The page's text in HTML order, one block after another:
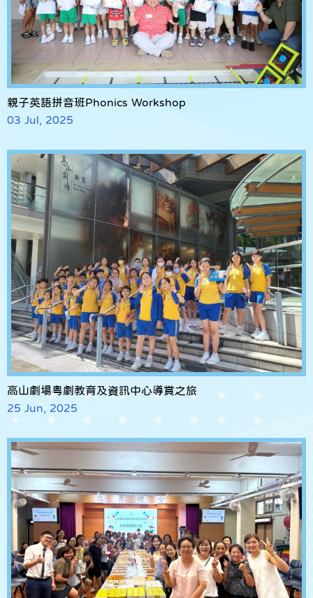
親子英語拼音班Phonics Workshop
03 Jul, 2025
高山劇場粵劇教育及資訊中心導賞之旅
25 Jun, 2025